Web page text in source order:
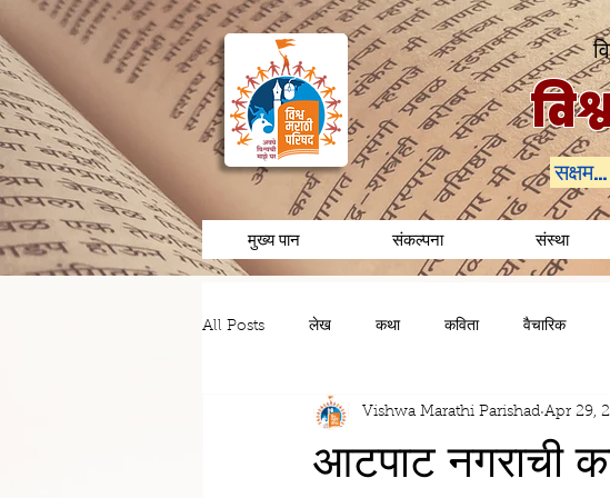
मुख्य पान संकल्पना संस्था
All Posts लेख कथा कविता वैचारिक
चरित्र/व्यक्तीविशेष अनुभव/आठवणी
आटपाट नगराची
Vishwa Marathi Parishad Apr 29,